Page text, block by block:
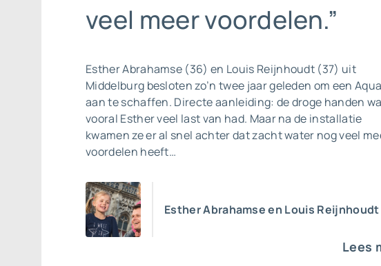
veel meer voordelen.”
Esther Abrahamse (36) en Louis Reijnhoudt (37) uit
Middelburg besloten zo’n twee jaar geleden om een
aan te schaffen. Directe aanleiding: de droge handen
vooral Esther veel last van had. Maar na de installatie
kwamen ze er al snel achter dat zacht water nog veel
voordelen heeft…
Esther Abrahamse en Louis Reijnhoudt
Lees